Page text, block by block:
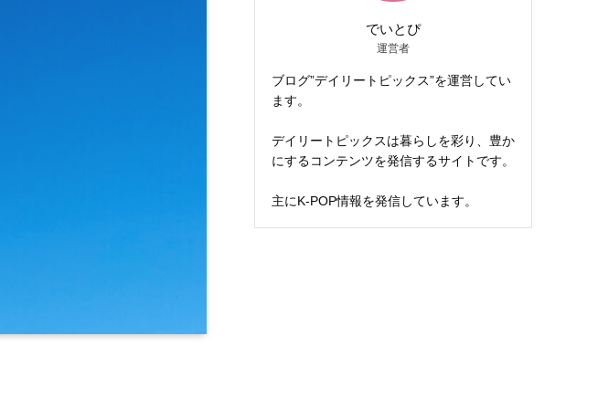
でいとぴ
運営者
ブログ”デイリートピックス”を運営してい
ます。
デイリートピックスは暮らしを彩り、豊か
にするコンテンツを発信するサイトです。
主にK-POP情報を発信しています。